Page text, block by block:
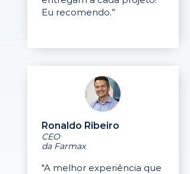
Eu recomendo.”
Ronaldo Ribeiro
CEO
da Farmax
"A melhor experiência que